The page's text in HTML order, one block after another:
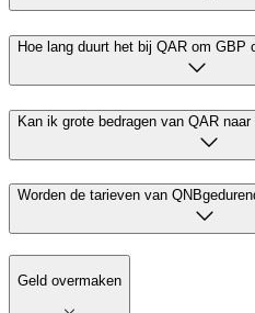
Hoe lang duurt het bij QAR om GBP
Kan ik grote bedragen van QAR
Worden de tarieven van
Geld overmaken